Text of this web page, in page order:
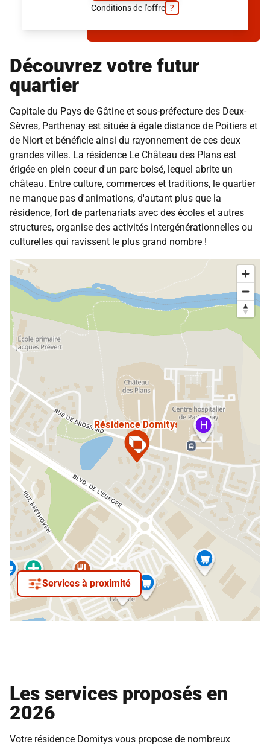
Conditions de l'offre ?
Découvrez votre futur
quartier
Capitale du Pays de Gâtine et sous-préfecture des Deux-
Sèvres, Parthenay est située à égale distance de Poitiers et
de Niort et bénéficie ainsi du rayonnement de ces deux
grandes villes. La résidence Le Château des Plans est
érigée en plein coeur d'un parc boisé, lequel abrite un
château. Entre culture, commerces et traditions, le quartier
ne manque pas d'animations, d'autant plus que la
résidence, fort de partenariats avec des écoles et autres
structures, organise des activités intergénérationnelles ou
culturelles qui ravissent le plus grand nombre !
Services à proximité
Les services proposés en
2026
Votre résidence Domitys vous propose de nombreux